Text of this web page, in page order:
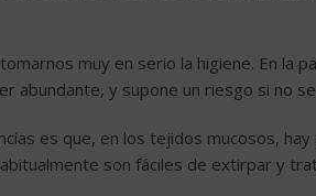
muy en serio la higiene. En la
abundante, y supone un riesgo si no
es que, en los tejidos mucosos,
son fáciles de extirpar y